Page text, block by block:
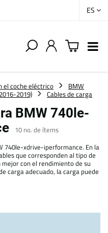
ES
el coche eléctrico
BMW
2019)
Cables de carga
BMW 740le-
10 no. de ítems
740le-xdrive-iperformance. En la
que corresponden al tipo de
con el rendimiento de su
carga adecuado, la carga puede